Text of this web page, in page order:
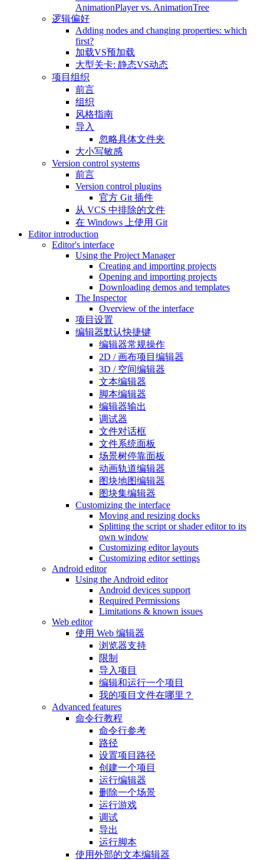
AnimationPlayer vs. AnimationTree
逻辑偏好
Adding nodes and changing properties: which
first?
加载VS预加载
大型关卡: 静态VS动态
项目组织
前言
组织
风格指南
导入
忽略具体文件夹
大小写敏感
Version control systems
前言
Version control plugins
官方 Git 插件
从 VCS 中排除的文件
在 Windows 上使用 Git
Editor introduction
Editor's interface
Using the Project Manager
Creating and importing projects
Opening and importing projects
Downloading demos and templates
The Inspector
Overview of the interface
项目设置
编辑器默认快捷键
编辑器常规操作
2D / 画布项目编辑器
3D / 空间编辑器
文本编辑器
脚本编辑器
编辑器输出
调试器
文件对话框
文件系统面板
场景树停靠面板
动画轨道编辑器
图块地图编辑器
图块集编辑器
Customizing the interface
Moving and resizing docks
Splitting the script or shader editor to its
own window
Customizing editor layouts
Customizing editor settings
Android editor
Using the Android editor
Android devices support
Required Permissions
Limitations & known issues
Web editor
使用 Web 编辑器
浏览器支持
限制
导入项目
编辑和运行一个项目
我的项目文件在哪里？
Advanced features
命令行教程
命令行参考
路径
设置项目路径
创建一个项目
运行编辑器
删除一个场景
运行游戏
调试
导出
运行脚本
使用外部的文本编辑器